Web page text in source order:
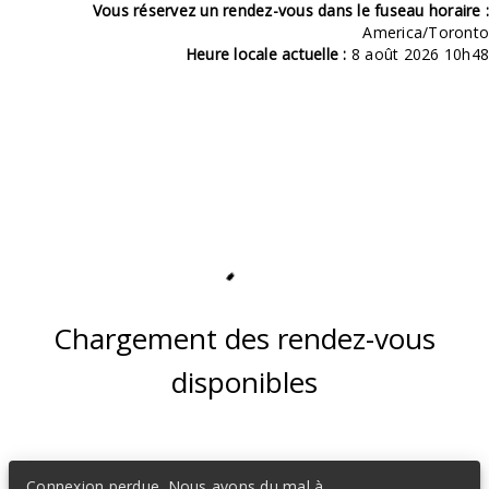
Vous réservez un rendez-vous dans le fuseau horaire :
America/Toronto
Heure locale actuelle : 8 août 2026 10h48
Chargement des rendez-vous
disponibles